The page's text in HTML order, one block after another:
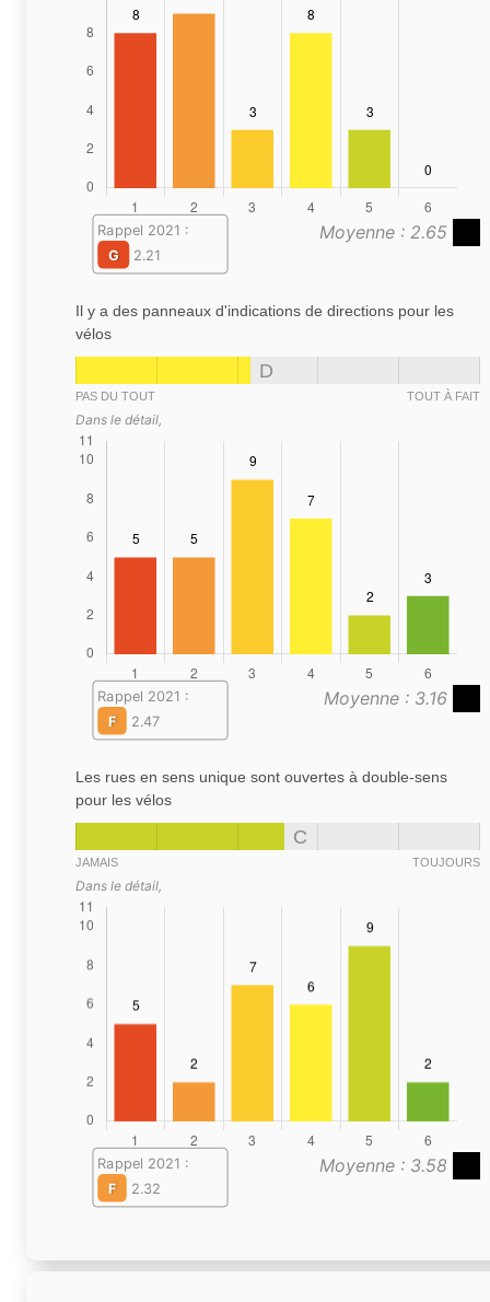
Moyenne : 2.65
Rappel 2021 :
G
2.21
Il y a des panneaux d'indications de directions pour les
vélos
D
PAS DU TOUT TOUT À FAIT
Dans le détail,
Moyenne : 3.16
Rappel 2021 :
F
2.47
Les rues en sens unique sont ouvertes à double-sens
pour les vélos
C
JAMAIS TOUJOURS
Dans le détail,
Moyenne : 3.58
Rappel 2021 :
F
2.32